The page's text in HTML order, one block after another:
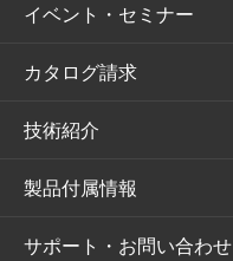
イベント・セミナー
カタログ請求
技術紹介
製品付属情報
サポート・お問い合わせ